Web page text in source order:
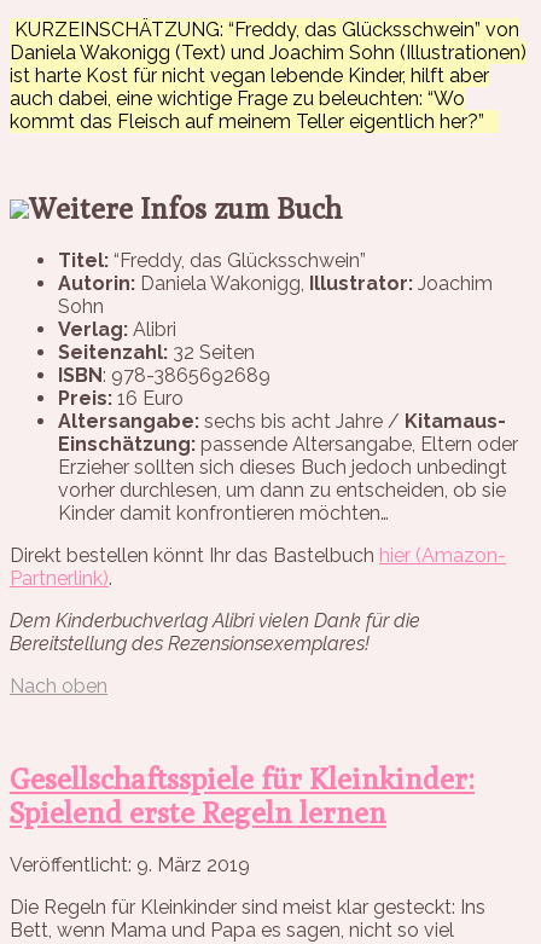
KURZEINSCHÄTZUNG: “Freddy, das Glücksschwein” von
Daniela Wakonigg (Text) und Joachim Sohn (Illustrationen)
ist harte Kost für nicht vegan lebende Kinder, hilft aber
auch dabei, eine wichtige Frage zu beleuchten: “Wo
kommt das Fleisch auf meinem Teller eigentlich her?”
Weitere Infos zum Buch
Titel: “Freddy, das Glücksschwein”
Autorin: Daniela Wakonigg Illustrator: Joachim
Sohn
Verlag: Alibri
Seitenzahl: 32 Seiten
ISBN: 978-3865692689
Preis: 16 Euro
Altersangabe: sechs bis acht Jahre / Kitamaus-
Einschätzung: passende Altersangabe, Eltern oder
Erzieher sollten sich dieses Buch jedoch unbedingt
vorher durchlesen, um dann zu entscheiden, ob sie
Kinder damit konfrontieren möchten…
Direkt bestellen könnt Ihr das Bastelbuch hier (Amazon-
Partnerlink).
Dem Kinderbuchverlag Alibri vielen Dank für die
Bereitstellung des Rezensionsexemplares!
Nach oben
Gesellschaftsspiele für Kleinkinder:
Spielend erste Regeln lernen
Veröffentlicht: 9. März 2019
Die Regeln für Kleinkinder sind meist klar gesteckt: Ins
Bett, wenn Mama und Papa es sagen, nicht so viel